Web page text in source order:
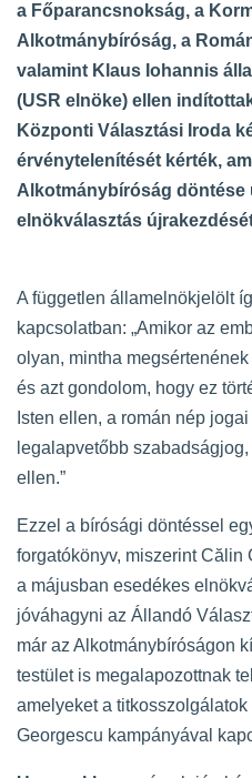
a Főparancsnokság, a
Alkotmánybíróság, a
valamint Klaus Iohannis
(USR elnöke) ellen
Központi Választási Iroda
érvénytelenítését kérték,
Alkotmánybíróság döntése
elnökválasztás
A független államelnökjelölt
kapcsolatban: „Amikor az
olyan, mintha
és azt gondolom, hogy ez
Isten ellen, a román nép
legalapvetőbb
ellen.”
Ezzel a bírósági döntéssel
forgatókönyv, miszerint
a májusban esedékes
jóváhagyni az Állandó
már az Alkotmánybíróságon
testület is megalapozottnak
amelyeket a
Georgescu kampányával